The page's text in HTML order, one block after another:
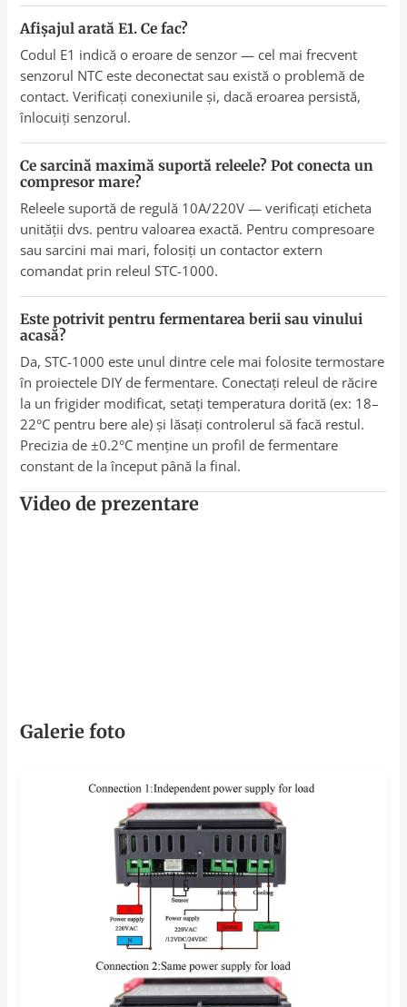
Afișajul arată E1. Ce fac?
Codul E1 indică o eroare de senzor — cel mai frecvent
senzorul NTC este deconectat sau există o problemă de
contact. Verificați conexiunile și, dacă eroarea persistă,
înlocuiți senzorul.
Ce sarcină maximă suportă releele? Pot conecta un
compresor mare?
Releele suportă de regulă 10A/220V — verificați eticheta
unității dvs. pentru valoarea exactă. Pentru compresoare
sau sarcini mai mari, folosiți un contactor extern
comandat prin releul STC-1000.
Este potrivit pentru fermentarea berii sau vinului
acasă?
Da, STC-1000 este unul dintre cele mai folosite termostare
în proiectele DIY de fermentare. Conectați releul de răcire
la un frigider modificat, setați temperatura dorită (ex: 18–
22°C pentru bere ale) și lăsați controlerul să facă restul.
Precizia de ±0.2°C menține un profil de fermentare
constant de la început până la final.
Video de prezentare
Galerie foto